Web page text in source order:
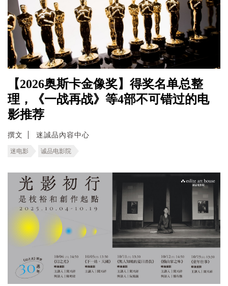
【2026奥斯卡金像奖】得奖名单总整
理，《一战再战》等4部不可错过的电
影推荐
撰文 迷誠品內容中心
迷电影 诚品电影院